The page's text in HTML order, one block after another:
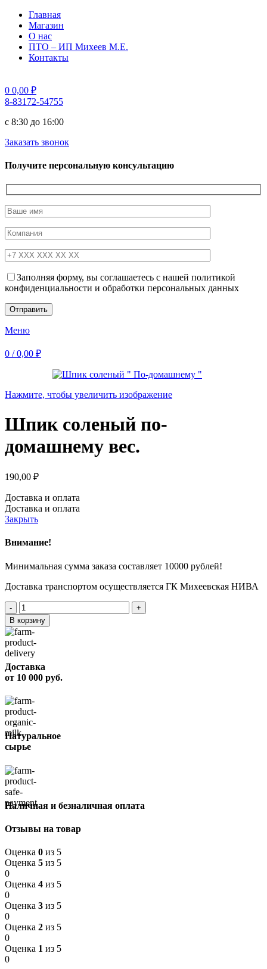
Главная
Магазин
О нас
ПТО – ИП Михеев М.Е.
Контакты
0 0,00 ₽
8-83172-54755
с 8:30 до 16:00
Заказать звонок
Получите персональную консультацию
Заполняя форму, вы соглашаетесь с нашей политикой
конфиденциальности и обработки персональных данных
Меню
0 / 0,00 ₽
Нажмите, чтобы увеличить изображение
Шпик соленый по-
домашнему вес.
190,00 ₽
Доставка и оплата
Доставка и оплата
Закрыть
Внимание!
Минимальная сумма заказа составляет 10000 рублей!
Доставка транспортом осуществляется ГК Михеевская НИВА
Количество
товара
Шпик
соленый
по-
домашнему
вес.
В корзину
Доставка
от 10 000 руб.
Натуральное
сырье
Наличная и безналичная оплата
Отзывы на товар
Оценка 0 из 5
Оценка 5 из 5
0
Оценка 4 из 5
0
Оценка 3 из 5
0
Оценка 2 из 5
0
Оценка 1 из 5
0